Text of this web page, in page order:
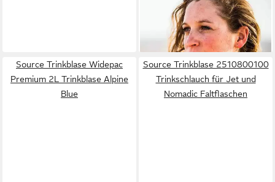
Upgrade Kit 2L
41,90 €
lieferbar - in 2-3 Werktagen bei dir
Source Trinkblase Widepac
Premium 2L Trinkblase Alpine
Blue
Source Trinkblase 2510800100
Trinkschlauch für Jet und
Nomadic Faltflaschen